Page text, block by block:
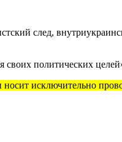
след,
своих политических
носит исключительно